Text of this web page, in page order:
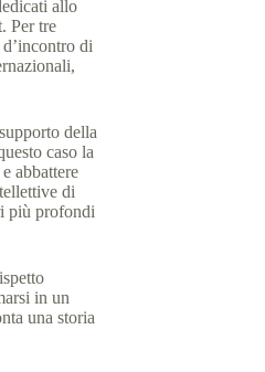
allo
Per tre
di
della
caso la
abbattere
di
più profondi
in un
una storia